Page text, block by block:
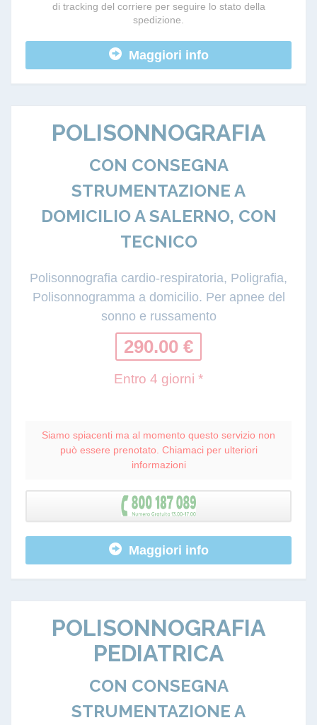
di tracking del corriere per seguire lo stato della
spedizione.
Maggiori info
POLISONNOGRAFIA
CON CONSEGNA
STRUMENTAZIONE A
DOMICILIO A SALERNO, CON
TECNICO
Polisonnografia cardio-respiratoria, Poligrafia,
Polisonnogramma a domicilio. Per apnee del
sonno e russamento
290.00 €
Entro 4 giorni *
Siamo spiacenti ma al momento questo servizio non
può essere prenotato. Chiamaci per ulteriori
informazioni
Maggiori info
POLISONNOGRAFIA
PEDIATRICA
CON CONSEGNA
STRUMENTAZIONE A